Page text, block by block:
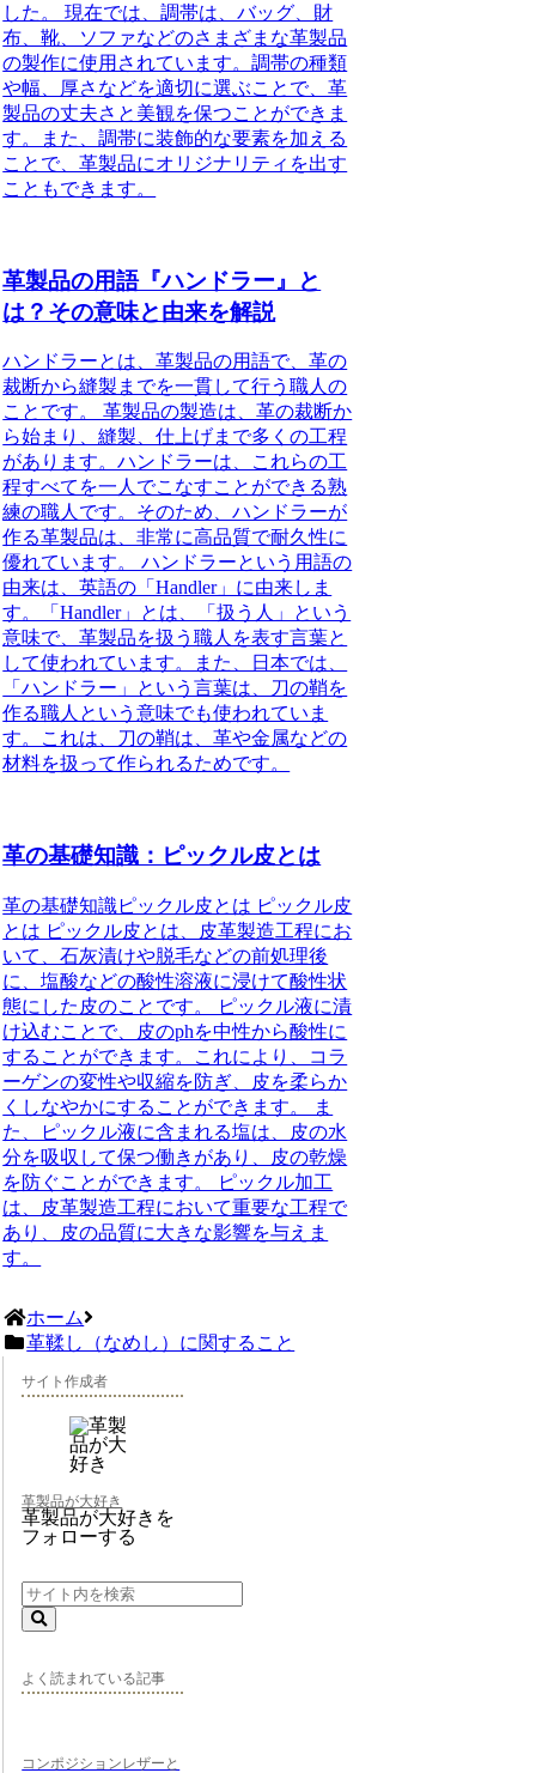
した。 現在では、調帯は、バッグ、財
布、靴、ソファなどのさまざまな革製品
の製作に使用されています。調帯の種類
や幅、厚さなどを適切に選ぶことで、革
製品の丈夫さと美観を保つことができま
す。また、調帯に装飾的な要素を加える
ことで、革製品にオリジナリティを出す
こともできます。
革製品の用語『ハンドラー』と
は？その意味と由来を解説
ハンドラーとは、革製品の用語で、革の
裁断から縫製までを一貫して行う職人の
ことです。 革製品の製造は、革の裁断か
ら始まり、縫製、仕上げまで多くの工程
があります。ハンドラーは、これらの工
程すべてを一人でこなすことができる熟
練の職人です。そのため、ハンドラーが
作る革製品は、非常に高品質で耐久性に
優れています。 ハンドラーという用語の
由来は、英語の「Handler」に由来しま
す。「Handler」とは、「扱う人」という
意味で、革製品を扱う職人を表す言葉と
して使われています。また、日本では、
「ハンドラー」という言葉は、刀の鞘を
作る職人という意味でも使われていま
す。これは、刀の鞘は、革や金属などの
材料を扱って作られるためです。
革の基礎知識：ピックル皮とは
革の基礎知識ピックル皮とは ピックル皮
とは ピックル皮とは、皮革製造工程にお
いて、石灰漬けや脱毛などの前処理後
に、塩酸などの酸性溶液に浸けて酸性状
態にした皮のことです。 ピックル液に漬
け込むことで、皮のphを中性から酸性に
することができます。これにより、コラ
ーゲンの変性や収縮を防ぎ、皮を柔らか
くしなやかにすることができます。 ま
た、ピックル液に含まれる塩は、皮の水
分を吸収して保つ働きがあり、皮の乾燥
を防ぐことができます。 ピックル加工
は、皮革製造工程において重要な工程で
あり、皮の品質に大きな影響を与えま
す。
ホーム
革鞣し（なめし）に関すること
サイト作成者
革製品が大好き
革製品が大好きを
フォローする
よく読まれている記事
コンポジションレザーと